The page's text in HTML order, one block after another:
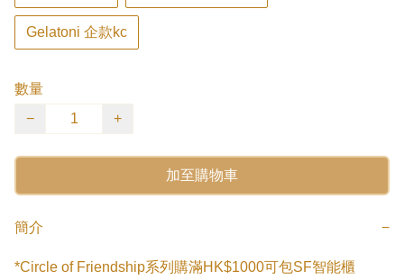
Gelatoni 企款kc
數量
−
+
加至購物車
簡介 −
*Circle of Friendship系列購滿HK$1000可包SF智能櫃